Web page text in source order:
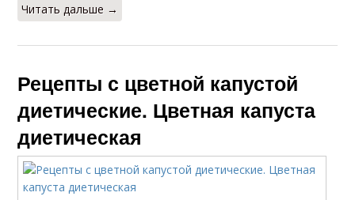
Читать дальше →
Рецепты с цветной капустой
диетические. Цветная капуста
диетическая